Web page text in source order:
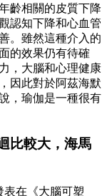
齡相關的皮質下降
認知下降和心血管
。雖然這種介入的
的效果仍有待確
，大腦和心理健康
因此對於阿茲海默
，瑜伽是一種很有
比較大，海馬
表在《大腦可塑